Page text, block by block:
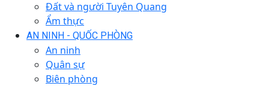
Đất và người Tuyên Quang
Ẩm thực
AN NINH - QUỐC PHÒNG
An ninh
Quân sự
Biên phòng